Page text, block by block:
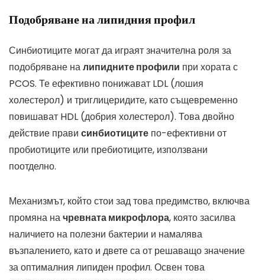
Подобряване на липидния профил
Синбиотиците могат да играят значителна роля за
подобряване налипидните профили при хората с
PCOS. Те ефективно понижават LDL (лошия
холестерол) и триглицеридите, като същевременно
повишават HDL (добрия холестерол). Това двойно
действие прави синбиотиците по-ефективни от
пробиотиците или пребиотиците, използвани
поотделно.
Механизмът, който стои зад това предимство, включва
промяна начревната микрофлора, която засилва
наличието на полезни бактерии и намалява
възпалението, като и двете са от решаващо значение
за оптималния липиден профил. Освен това